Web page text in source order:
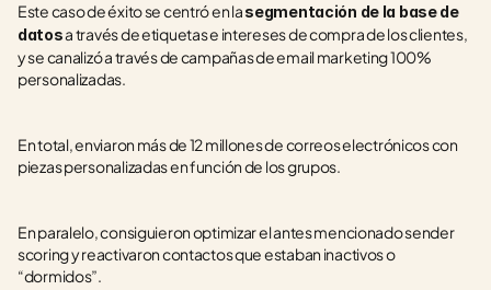
Este caso de éxito se centró en la segmentación de la base de
datos a través de etiquetas e intereses de compra de los clientes,
y se canalizó a través de campañas de email marketing 100%
personalizadas.
En total, enviaron más de 12 millones de correos electrónicos con
piezas personalizadas en función de los grupos.
En paralelo, consiguieron optimizar el antes mencionado sender
scoring y reactivaron contactos que estaban inactivos o
“dormidos”.